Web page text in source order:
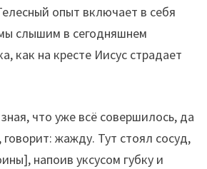
опыт включает в себя
слышим в сегодняшнем
как на кресте Иисус страдает
что уже всё совершилось, да
жажду. Тут стоял сосуд,
напоив уксусом губку и